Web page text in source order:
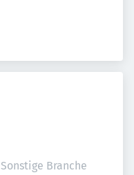
Sonstige Branche